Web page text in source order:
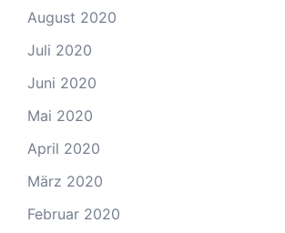
August 2020
Juli 2020
Juni 2020
Mai 2020
April 2020
März 2020
Februar 2020